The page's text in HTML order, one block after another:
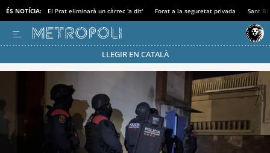
ÉS NOTÍCIA: El Prat eliminarà un càrrec 'a dit' Forat a la seguretat privada Sant
LLEGIR EN CATALÀ
Passa’t al mode estalvi